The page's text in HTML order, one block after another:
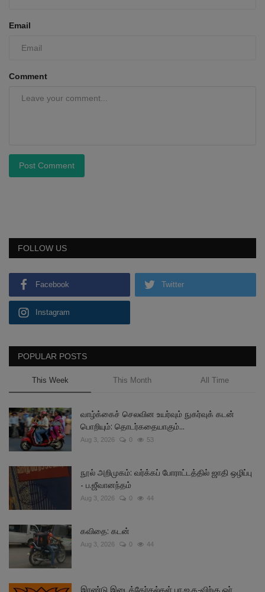
Email
Comment
Post Comment
FOLLOW US
Facebook Twitter
Instagram
POPULAR POSTS
This Week This Month All Time
வாழ்க்கைச் செலவின உயர்வும் நுகர்வுக் கடன்
பொறியும்: தொடர்கதையாகும்...
Aug 3, 2026 0 53
நூல் அறிமுகம்: வர்க்கப் போராட்டத்தில் ஜாதி ஒழிப்பு
- ப.ஜீவானந்தம்
Aug 3, 2026 0 44
கவிதை: கடன்
Aug 3, 2026 0 44
இரண்டு இடைத்தேர்தல்கள் பா.ஜ.க-விற்கு ஓர்